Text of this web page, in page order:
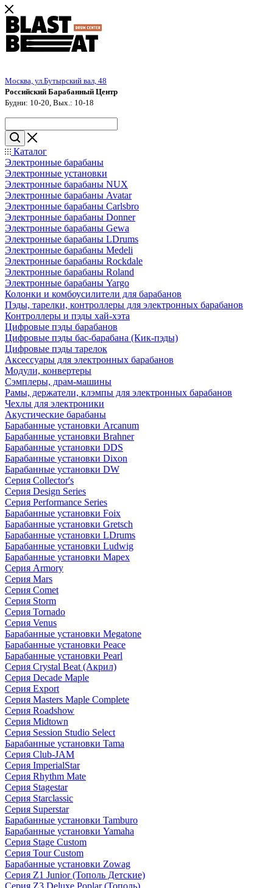
Москва, ул.Бутырский вал, 48
Российский Барабанный Центр
Будни: 10-20, Вых.: 10-18
Каталог
Электронные барабаны
Электронные установки
Электронные барабаны NUX
Электронные барабаны Avatar
Электронные барабаны Carlsbro
Электронные барабаны Donner
Электронные барабаны Gewa
Электронные барабаны LDrums
Электронные барабаны Medeli
Электронные барабаны Rockdale
Электронные барабаны Roland
Электронные барабаны Yargo
Колонки и комбоусилители для барабанов
Пэды, тарелки, контроллеры для электронных барабанов
Контроллеры и пэды хай-хэта
Цифровые пэды барабанов
Цифровые пэды бас-барабана (Кик-пэды)
Цифровые пэды тарелок
Аксессуары для электронных барабанов
Модули, конвертеры
Сэмплеры, драм-машины
Рамы, держатели, клэмпы для электронных барабанов
Чехлы для электроники
Акустические барабаны
Барабанные установки Arcanum
Барабанные установки Brahner
Барабанные установки DDS
Барабанные установки Dixon
Барабанные установки DW
Серия Collector's
Серия Design Series
Серия Performance Series
Барабанные установки Foix
Барабанные установки Gretsch
Барабанные установки LDrums
Барабанные установки Ludwig
Барабанные установки Mapex
Серия Armory
Серия Mars
Серия Comet
Серия Storm
Серия Tornado
Серия Venus
Барабанные установки Megatone
Барабанные установки Peace
Барабанные установки Pearl
Серия Crystal Beat (Акрил)
Серия Decade Maple
Серия Export
Серия Masters Maple Complete
Серия Roadshow
Серия Midtown
Серия Session Studio Select
Барабанные установки Tama
Серия Club-JAM
Серия ImperialStar
Серия Rhythm Mate
Серия Stagestar
Серия Starclassic
Серия Superstar
Барабанные установки Tamburo
Барабанные установки Yamaha
Серия Stage Custom
Серия Tour Custom
Барабанные установки Zowag
Серия Z1 Junior (Тополь Детские)
Серия Z3 Deluxe Poplar (Тополь)